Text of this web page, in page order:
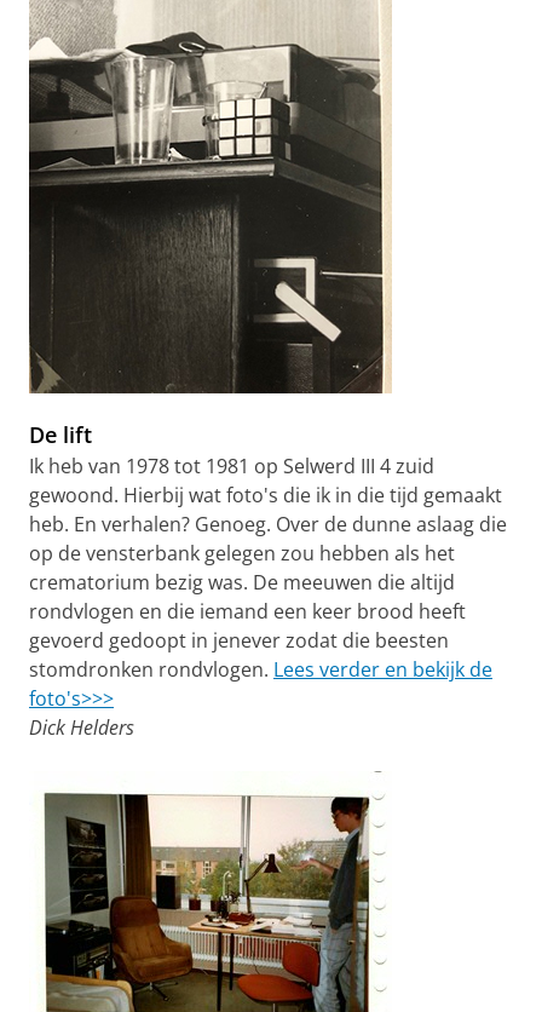
De lift
Ik heb van 1978 tot 1981 op Selwerd III 4 zuid
gewoond. Hierbij wat foto's die ik in die tijd gemaakt
heb. En verhalen? Genoeg. Over de dunne aslaag die
op de vensterbank gelegen zou hebben als het
crematorium bezig was. De meeuwen die altijd
rondvlogen en die iemand een keer brood heeft
gevoerd gedoopt in jenever zodat die beesten
stomdronken rondvlogen. Lees verder en bekijk de
foto's>>>
Dick Helders